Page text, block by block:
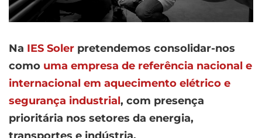
Na IES Soler pretendemos consolidar-nos
como uma empresa de referência nacional e
internacional em aquecimento elétrico e
segurança industrial, com presença
prioritária nos setores da energia,
transportes e indústria.